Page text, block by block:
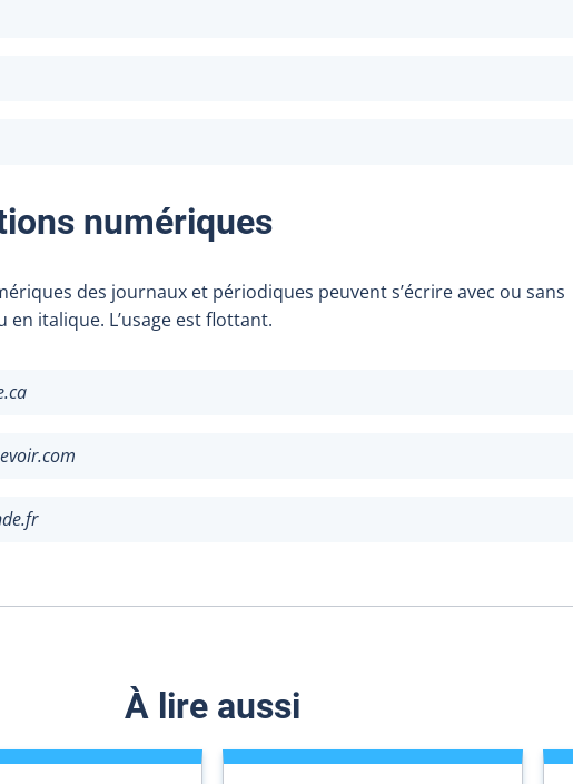
numériques
des journaux et périodiques peuvent s’écrire avec ou sans
italique. L’usage est flottant.
À lire aussi